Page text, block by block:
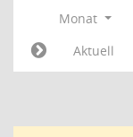
Monat
Aktuell